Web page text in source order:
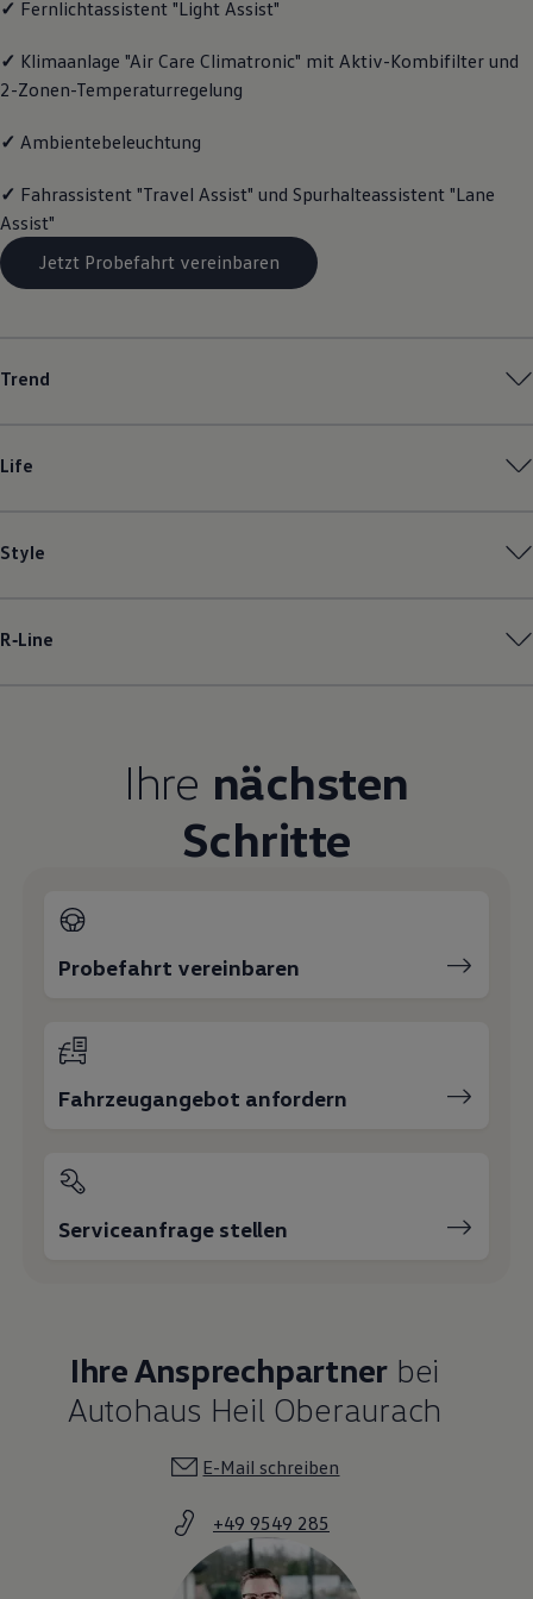
Motorenöl und Flüssigkeiten
Pannen- und Unfallhilfe
Economy Service
Volkswagen Teile
Modellspezifisches Zubehör
Transport
Entertainment und Elektronik
Individualisieren
Wallbox und Ladekabel
Digitale Extras
Dienste für Ihr Modell finden
✓ Fernlichtassistent "Light Assist"
✓ Klimaanlage "Air Care Climatronic" mit Aktiv-Kombifilter und
2-Zonen-Temperaturregelung
✓ Ambientebeleuchtung
✓ Fahrassistent "Travel Assist" und Spurhalteassistent "Lane
Assist"
Jetzt Probefahrt vereinbaren
Trend
Life
Style
R‑Line
Ihre nächsten
Schritte
Probefahrt vereinbaren
Fahrzeugangebot anfordern
Serviceanfrage stellen
Ihre Ansprechpartner bei
Autohaus Heil Oberaurach
E-Mail schreiben
+49 9549 285